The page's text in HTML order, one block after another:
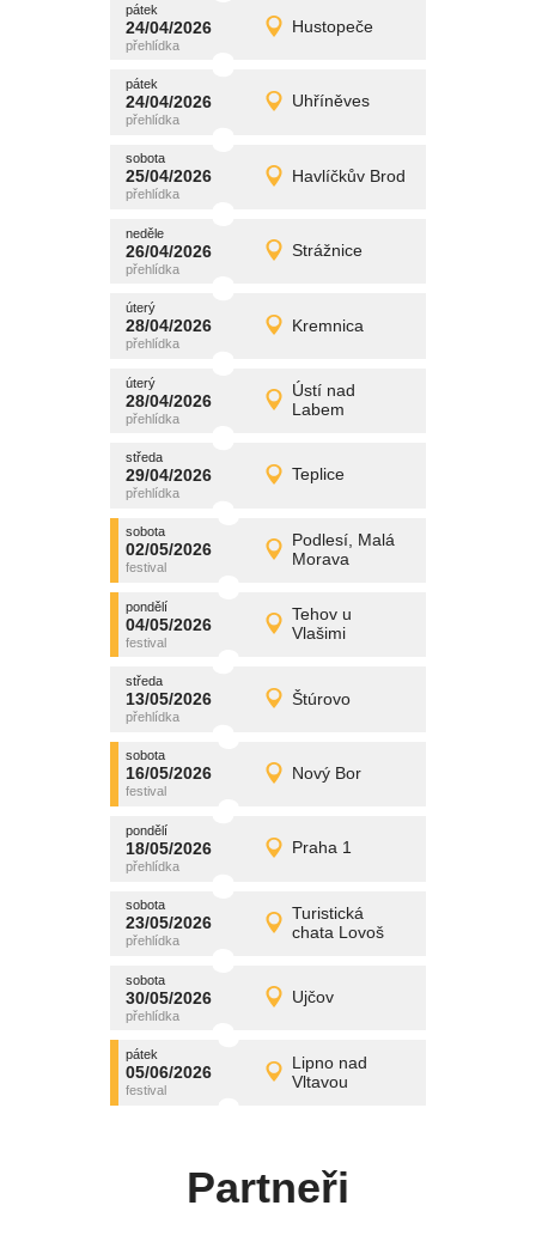
pátek
24/04/2026 Hustopeče
pátek
24/04/2026 Detail
promítání
pátek
24/04/2026 Uhříněves
pátek
24/04/2026 Detail
promítání
sobota
25/04/2026 Havlíčkův Brod
sobota
25/04/2026 Detail
promítání
neděle
26/04/2026 Strážnice
neděle
26/04/2026 Detail
promítání
úterý
28/04/2026 Kremnica
úterý
28/04/2026 Detail
promítání
úterý
28/04/2026
Ústí nad
Labem
úterý
28/04/2026 Detail
promítání
středa
29/04/2026 Teplice
středa
29/04/2026 Detail
promítání
sobota
02/05/2026
Podlesí, Malá
Morava
sobota
02/05/2026 Detail
promítání
pondělí
04/05/2026
Tehov u
Vlašimi
pondělí
04/05/2026 Detail
promítání
středa
13/05/2026 Štúrovo
středa
13/05/2026 Detail
promítání
sobota
16/05/2026 Nový Bor
sobota
16/05/2026 Detail
promítání
pondělí
18/05/2026 Praha 1
pondělí
18/05/2026 Detail
promítání
sobota
23/05/2026
Turistická
chata Lovoš
sobota
23/05/2026 Detail
promítání
sobota
30/05/2026 Ujčov
sobota
30/05/2026 Detail
promítání
pátek
05/06/2026
Lipno nad
Vltavou
pátek
05/06/2026 Detail
promítání
Partneři